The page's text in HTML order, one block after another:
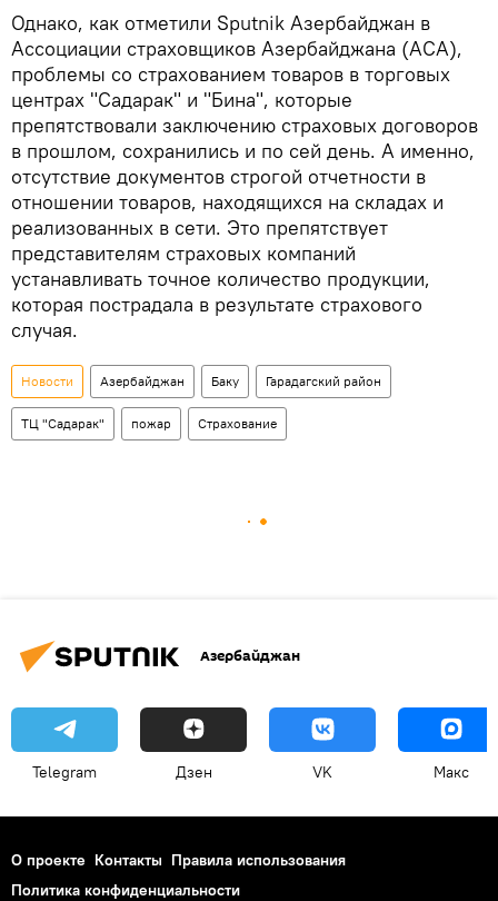
Однако, как отметили Sputnik Азербайджан в
Ассоциации страховщиков Азербайджана (АСА),
проблемы со страхованием товаров в торговых
центрах "Садарак" и "Бина", которые
препятствовали заключению страховых договоров
в прошлом, сохранились и по сей день. А именно,
отсутствие документов строгой отчетности в
отношении товаров, находящихся на складах и
реализованных в сети. Это препятствует
представителям страховых компаний
устанавливать точное количество продукции,
которая пострадала в результате страхового
случая.
Новости Азербайджан Баку Гарадагский район
ТЦ "Садарак" пожар Страхование
Азербайджан
Telegram Дзен VK Макс
О проекте Контакты Правила использования
Политика конфиденциальности